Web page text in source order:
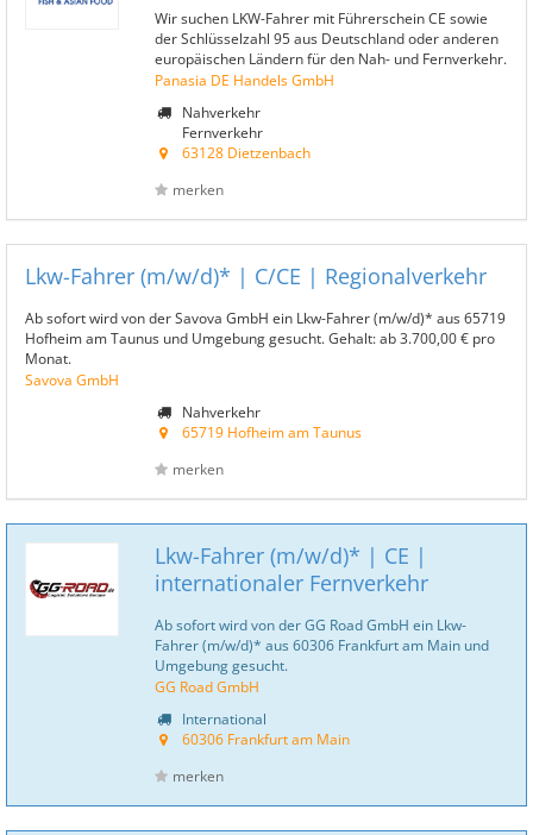
Wir suchen LKW-Fahrer mit Führerschein CE sowie
der Schlüsselzahl 95 aus Deutschland oder anderen
europäischen Ländern für den Nah- und Fernverkehr.
Panasia DE Handels GmbH
Nahverkehr
Fernverkehr
63128 Dietzenbach
merken
Lkw-Fahrer (m/w/d)* | C/CE | Regionalverkehr
Ab sofort wird von der Savova GmbH ein Lkw-Fahrer (m/w/d)* aus 65719
Hofheim am Taunus und Umgebung gesucht. Gehalt: ab 3.700,00 € pro
Monat.
Savova GmbH
Nahverkehr
65719 Hofheim am Taunus
merken
Lkw-Fahrer (m/w/d)* | CE |
internationaler Fernverkehr
Ab sofort wird von der GG Road GmbH ein Lkw-
Fahrer (m/w/d)* aus 60306 Frankfurt am Main und
Umgebung gesucht.
GG Road GmbH
International
60306 Frankfurt am Main
merken